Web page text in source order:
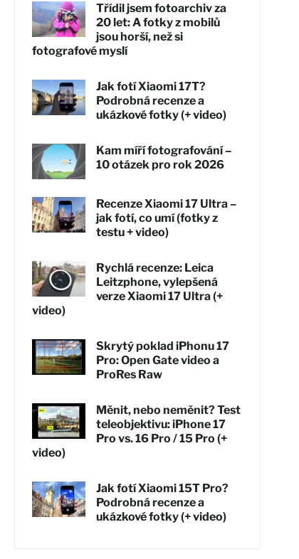
Třídil jsem fotoarchiv za
20 let: A fotky z mobilů
jsou horší, než si
fotografové myslí
Jak fotí Xiaomi 17T?
Podrobná recenze a
ukázkové fotky (+ video)
Kam míří fotografování –
10 otázek pro rok 2026
Recenze Xiaomi 17 Ultra –
jak fotí, co umí (fotky z
testu + video)
Rychlá recenze: Leica
Leitzphone, vylepšená
verze Xiaomi 17 Ultra (+
video)
Skrytý poklad iPhonu 17
Pro: Open Gate video a
ProRes Raw
Měnit, nebo neměnit? Test
teleobjektivu: iPhone 17
Pro vs. 16 Pro / 15 Pro (+
video)
Jak fotí Xiaomi 15T Pro?
Podrobná recenze a
ukázkové fotky (+ video)